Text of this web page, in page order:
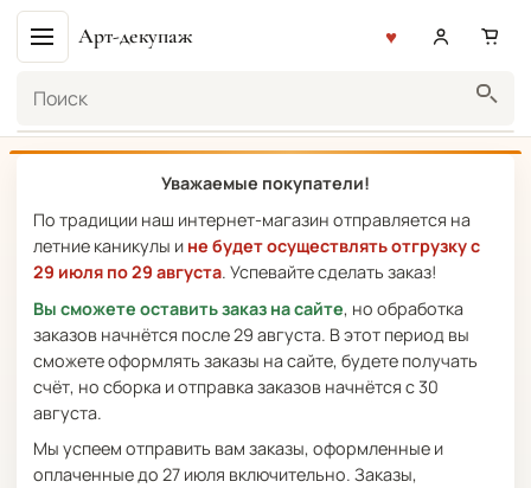
Арт-декупаж
Уважаемые покупатели!
По традиции наш интернет-магазин отправляется на
летние каникулы и не будет осуществлять отгрузку с
29 июля по 29 августа. Успевайте сделать заказ!
Вы сможете оставить заказ на сайте, но обработка
заказов начнётся после 29 августа. В этот период вы
сможете оформлять заказы на сайте, будете получать
счёт, но сборка и отправка заказов начнётся с 30
августа.
Мы успеем отправить вам заказы, оформленные и
оплаченные до 27 июля включительно. Заказы,